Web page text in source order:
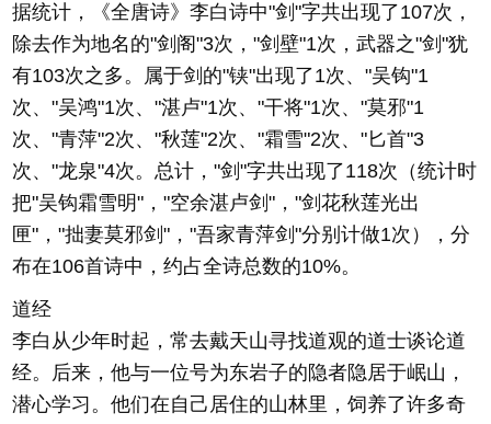
据统计，《全唐诗》李白诗中"剑"字共出现了107次，
除去作为地名的"剑阁"3次，"剑壁"1次，武器之"剑"犹
有103次之多。属于剑的"铗"出现了1次、"吴钩"1
次、"吴鸿"1次、"湛卢"1次、"干将"1次、"莫邪"1
次、"青萍"2次、"秋莲"2次、"霜雪"2次、"匕首"3
次、"龙泉"4次。总计，"剑"字共出现了118次（统计时
把"吴钩霜雪明"，"空余湛卢剑"，"剑花秋莲光出
匣"，"拙妻莫邪剑"，"吾家青萍剑"分别计做1次），分
布在106首诗中，约占全诗总数的10%。
道经
李白从少年时起，常去戴天山寻找道观的道士谈论道
经。后来，他与一位号为东岩子的隐者隐居于岷山，
潜心学习。他们在自己居住的山林里，饲养了许多奇